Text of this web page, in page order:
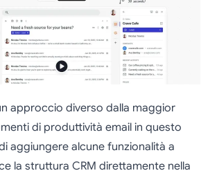
approccio diverso dalla maggior
di produttività email in questo
aggiungere alcune funzionalità a
la struttura CRM direttamente nella